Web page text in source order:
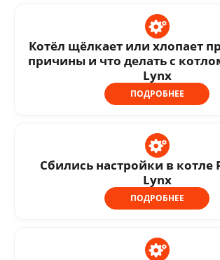
Котёл щёлкает или хлопает
причины и что делать с
Lynx
ПОДРОБНЕЕ
Сбились настройки в котле
Lynx
ПОДРОБНЕЕ